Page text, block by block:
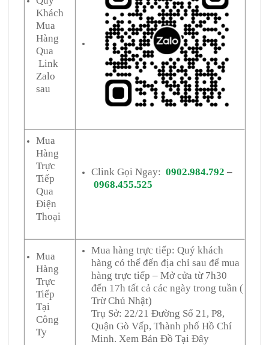
Khách
Mua
Hàng
Qua
Link
Zalo
sau
Mua
Hàng
Trực
Tiếp
Qua
Điện
Thoại
Clink Gọi Ngay: 0902.984.792 –
0968.455.525
Mua
Hàng
Trực
Tiếp
Tại
Công
Ty
Mua hàng trực tiếp: Quý khách
hàng có thể đến địa chỉ sau để mua
hàng trực tiếp – Mở cửa từ 7h30
đến 17h tất cả các ngày trong tuần (
Trừ Chủ Nhật)
Trụ Sở: 22/21 Đường Số 21, P8,
Quận Gò Vấp, Thành phố Hồ Chí
Minh. Xem Bản Đồ Tại Đây